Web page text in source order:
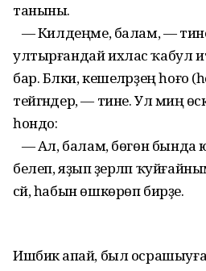
таныны.
— Килдеңме, балам, —
ултырғандай ихлас ҡабул
бар. Бәлки, кешеләрҙең һоғо
тейгәндер, — тине. Ул миңә
һондо:
— Ал, балам, бөгөн
белеп, яҙып әҙерләп
сәй, һабын өшкөрөп бирҙе.
Ишбикә апай, был